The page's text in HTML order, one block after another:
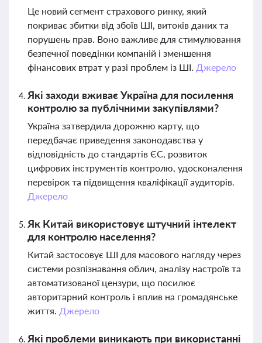
Це новий сегмент страхового ринку, який
покриває збитки від збоїв ШІ, витоків даних та
порушень прав. Воно важливе для стимулювання
безпечної поведінки компаній і зменшення
фінансових втрат у разі проблем із ШІ. Джерело
Які заходи вживає Україна для посилення
контролю за публічними закупівлями?
Україна затвердила дорожню карту, що
передбачає приведення законодавства у
відповідність до стандартів ЄС, розвиток
цифрових інструментів контролю, удосконалення
перевірок та підвищення кваліфікації аудиторів.
Джерело
Як Китай використовує штучний інтелект
для контролю населення?
Китай застосовує ШІ для масового нагляду через
системи розпізнавання облич, аналізу настроїв та
автоматизованої цензури, що посилює
авторитарний контроль і вплив на громадянське
життя. Джерело
Які проблеми виникають при використанні